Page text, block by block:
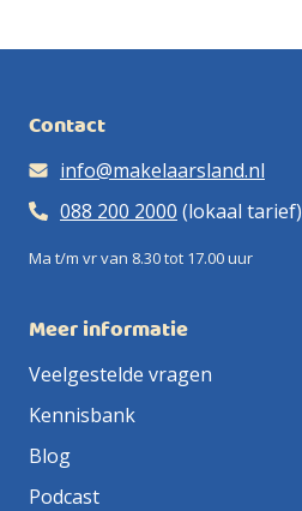
Contact
info@makelaarsland.nl
088 200 2000 (lokaal tarief)
Ma t/m vr van 8.30 tot 17.00 uur
Meer informatie
Veelgestelde vragen
Kennisbank
Blog
Podcast